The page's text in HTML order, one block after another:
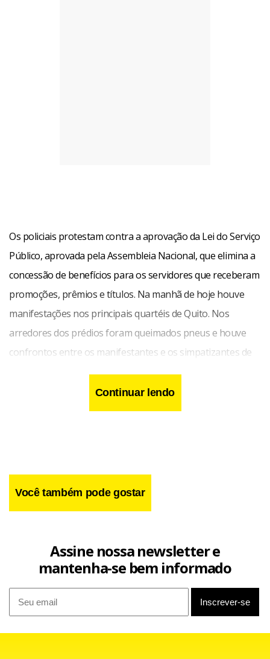
Os policiais protestam contra a aprovação da Lei do Serviço
Público, aprovada pela Assembleia Nacional, que elimina a
concessão de benefícios para os servidores que receberam
promoções, prêmios e títulos. Na manhã de hoje houve
manifestações nos principais quartéis de Quito. Nos
arredores dos prédios foram queimados pneus e houve
confrontos entre os manifestantes e os simpatizantes de
Continuar lendo
Você também pode gostar
Assine nossa newsletter e
mantenha-se bem informado